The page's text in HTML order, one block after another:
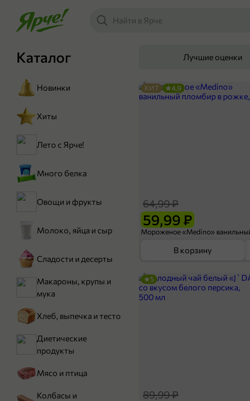
Каталог
Новинки
Хиты
Лето с Ярче!
Много белка
Овощи и фрукты
Молоко, яйца и сыр
Сладости и десерты
Макароны, крупы и
мука
Хлеб, выпечка и тесто
Диетические
продукты
Мясо и птица
Колбасы и
Лучшие оценки
59,99 ₽
64,99 ₽
ХИТ 4,9
В корзину
89,99 ₽
5